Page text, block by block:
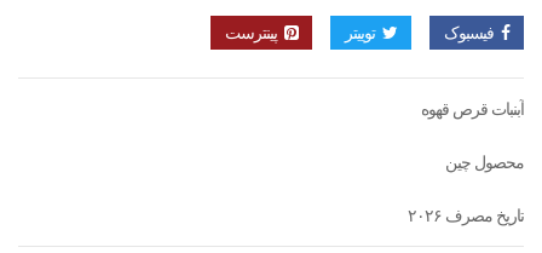
فیسبوک توییتر پینترست
آبنبات قرص قهوه
محصول چین
تاریخ مصرف ۲۰۲۶